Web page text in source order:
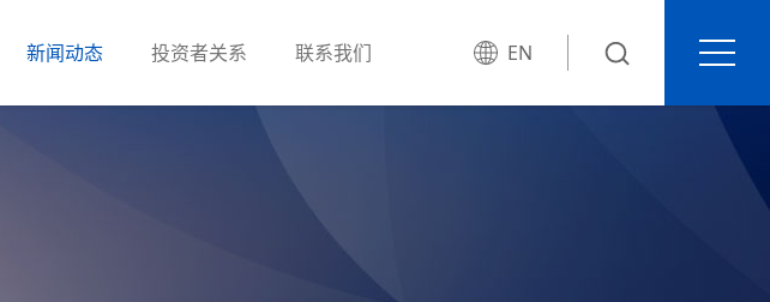
EN
新闻动态 投资者关系 联系我们